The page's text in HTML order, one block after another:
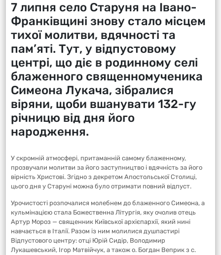
7 липня село Старуня на Івано-
Франківщині знову стало місцем
тихої молитви, вдячності та
пам’яті. Тут, у відпустовому
центрі, що діє в родинному селі
блаженного священномученика
Симеона Лукача, зібралися
віряни, щоби вшанувати 132-гу
річницю від дня його
народження.
У скромній атмосфері, притаманній самому блаженному,
прозвучали молитви за його заступництво і вдячність за його
вірність Христові. Згідно з декретом Апостольської Столиці,
цього дня у Старуні можна було отримати повний відпуст.
Урочистості розпочалися молебнем до блаженного Симеона, а
кульмінацією стала Божественна Літургія, яку очолив отець
Артур Мороз — священник Київської архієпархії, який нині
навчається в Італії. Разом із ним молилися душпастирі
Відпустового центру: отці Юрій Сидір, Володимир
Лукашевський, Ігор Матвійчук, а також о. Богдан Веприк з с.